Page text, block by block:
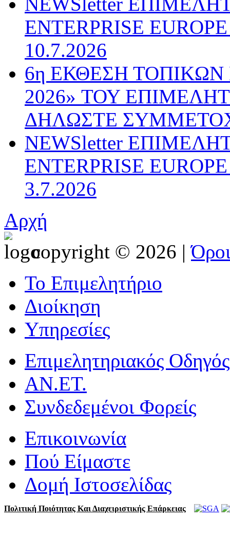
ENTERPRISE
10.7.2026
6η ΕΚΘΕΣΗ ΤΟΠΙΚΩΝ
2026» ΤΟΥ
ΔΗΛΩΣΤΕ
NEWSletter
ENTERPRISE
3.7.2026
Αρχή
copyright © 2026 |
Το Επιμελητήριο
Διοίκηση
Υπηρεσίες
Επιμελητηριακός Οδηγός
ΑΝ.ΕΤ.
Συνδεδεμένοι Φορείς
Επικοινωνία
Πού Είμαστε
Δομή Ιστοσελίδας
Πολιτική Ποιότητας Και Διαχειριστικής Επάρκειας